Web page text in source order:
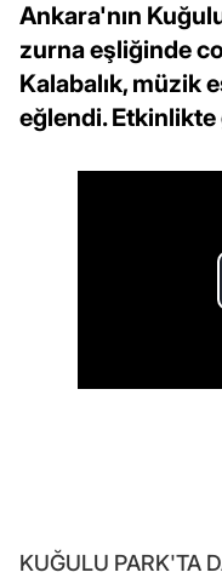
Ankara'nın
zurna eşliğinde
Kalabalık, müzik
eğlendi. Etkinlikte
KUĞULU PARK'TA